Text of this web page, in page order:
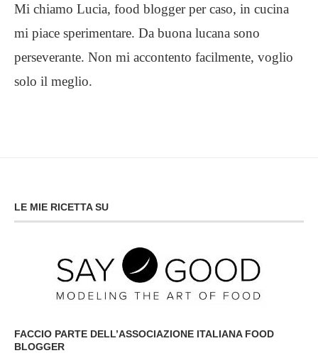
Mi chiamo Lucia, food blogger per caso, in cucina
mi piace sperimentare. Da buona lucana sono
perseverante. Non mi accontento facilmente, voglio
solo il meglio.
LE MIE RICETTA SU
FACCIO PARTE DELL’ASSOCIAZIONE ITALIANA FOOD
BLOGGER